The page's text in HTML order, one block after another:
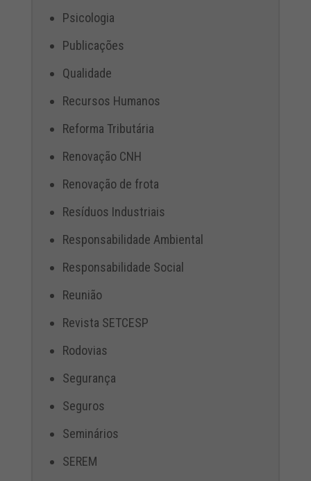
Psicologia
Publicações
Qualidade
Recursos Humanos
Reforma Tributária
Renovação CNH
Renovação de frota
Resíduos Industriais
Responsabilidade Ambiental
Responsabilidade Social
Reunião
Revista SETCESP
Rodovias
Segurança
Seguros
Seminários
SEREM